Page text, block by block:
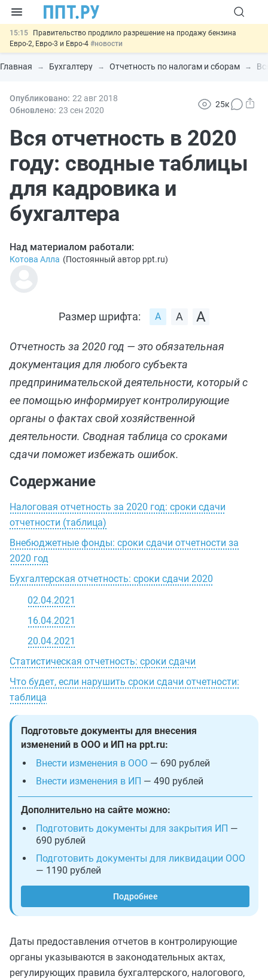
15:15
Правительство продлило разрешение на продажу бензина
Евро-2, Евро-3 и Евро-4 #новости
14:21 На оплату эвакуации автомобиля предложили давать скидку
#новости
12:17 Защита от сталкинга: доработанный законопроект направлен в
Правительство#новости
иностранцев за неуплату НДФЛ
Главная Бухгалтеру Отчетность по налогам и сборам
Опубликовано: 22 авг2018
Обновлено: 23 сен 2020
25к
Вся отчетность в 2020
году: сводные таблицы
для кадровика и
бухгалтера
Над материалом работали:
Котова Алла (Постоянный автор ppt.ru)
Размер шрифта:
Отчетность за 2020 год — это обязательная
документация для любого субъекта
предпринимательской деятельности, который с
ее помощью информирует контролирующие
органы о фактах свой хозяйственной
деятельности. Сводная таблица со сроками
сдачи поможет избежать ошибок.
Содержание
Налоговая отчетность за 2020 год: сроки сдачи
отчетности (таблица)
Внебюджетные фонды: сроки сдачи отчетности за
2020 год
Бухгалтерская отчетность: сроки сдачи 2020
02.04.2021
16.04.2021
20.04.2021
Статистическая отчетность: сроки сдачи
Что будет, если нарушить сроки сдачи отчетности:
таблица
Подготовьте документы для внесения
изменений в ООО и ИП на ppt.ru:
Внести изменения в ООО — 690 рублей
Внести изменения в ИП — 490 рублей
Дополнительно на сайте можно:
Подготовить документы для закрытия ИП —
690 рублей
Подготовить документы для ликвидации ООО
— 1190 рублей
Подробнее
Даты предоставления отчетов в контролирующие
органы указываются в законодательных актах,
регулирующих правила бухгалтерского, налогового,